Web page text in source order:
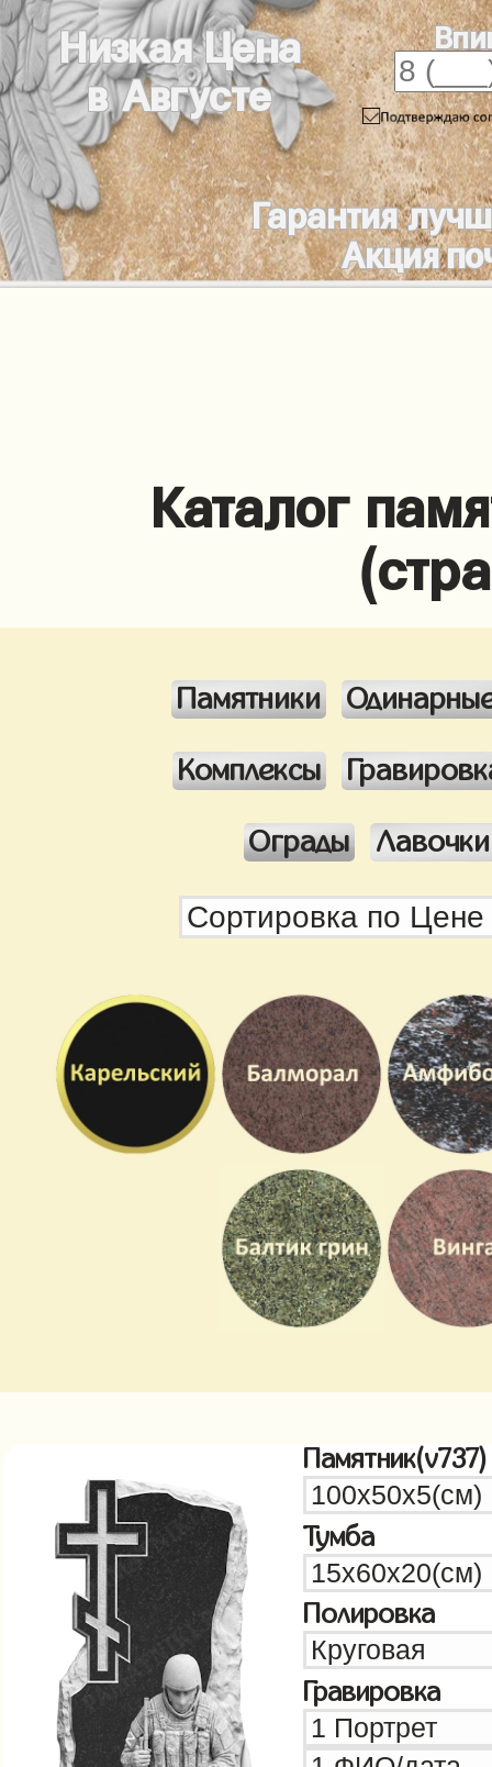
Низкая Цена
в Августе
Гарантия
Акция
Каталог
Памятники
Комплексы
Ограды
Памятник(v737)
Тумба
Полировка
Гравировка